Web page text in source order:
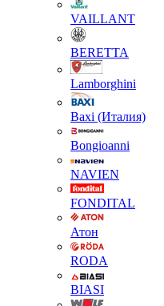
VAILLANT
BERETTA
Lamborghini
Baxi (Италия)
Вongioanni
NAVIEN
FONDITAL
Атон
RODA
BIASI